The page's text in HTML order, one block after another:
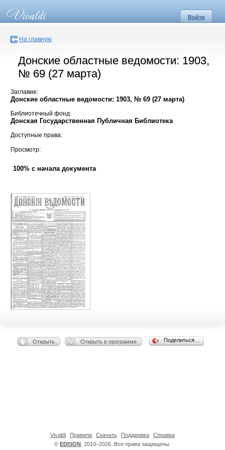
Войти
На главную
Донские областные ведомости: 1903,
№ 69 (27 марта)
Заглавие:
Донские областные ведомости: 1903, № 69 (27 марта)
Библиотечный фонд:
Донская Государственная Публичная Библиотека
Доступные права:
Просмотр:
100% с начала документа
Открыть Открыть в программе Поделиться…
© EDISON , 2010–2026. Все права защищены.
Vivaldi Правила Скачать Поддержка Справка